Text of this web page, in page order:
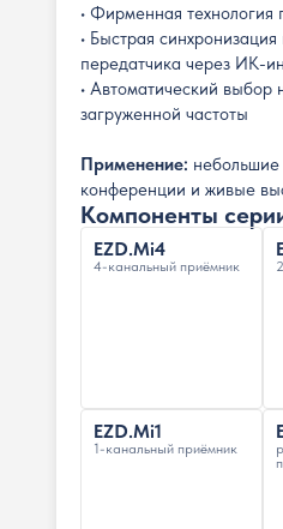
• Фирменная технология
• Быстрая
передатчика через ИК-
• Автоматический выбор
загруженной частоты
Применение: небольшие
конференции и живые
Компоненты
EZD.Mi4
4-канальный приёмник
EZD.Mi1
1-канальный приёмник